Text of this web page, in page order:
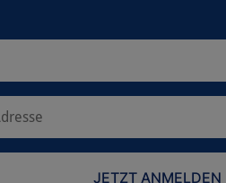
JETZT ANMELDEN